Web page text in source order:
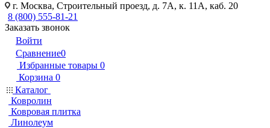
г. Москва, Строительный проезд, д. 7А, к. 11А, каб. 20
8 (800) 555-81-21
Заказать звонок
Войти
Сравнение0
Избранные товары 0
Корзина 0
Каталог
Ковролин
Ковровая плитка
Линолеум